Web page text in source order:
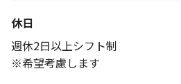
休日
週休2日以上シフト制
※希望考慮します